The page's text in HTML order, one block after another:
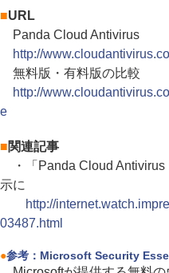
■URL
Panda Cloud Antivirus
http://
無料版・有料版の比較
http://
e
■関連記事
・「Panda Cloud Antivirus
示に
http://
03487.html
●参考：Microsoft Security